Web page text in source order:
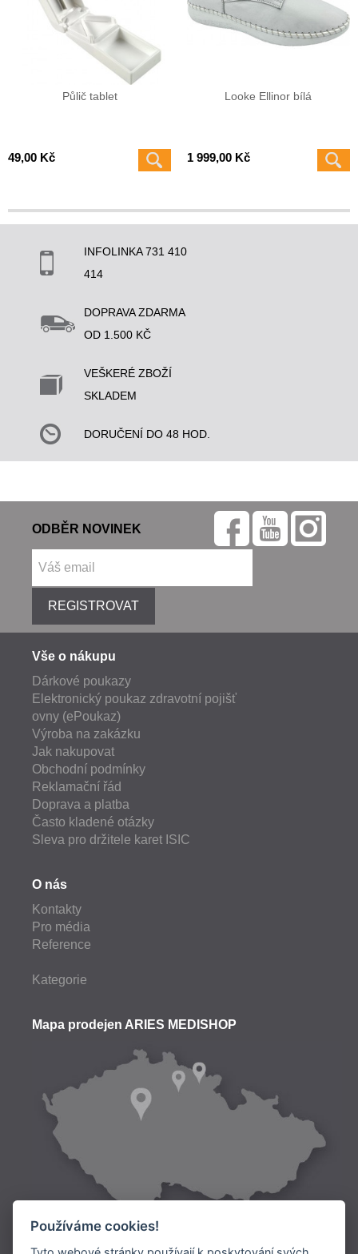
Půlič tablet
49,00 Kč
Looke Ellinor bílá
1 999,00 Kč
INFOLINKA 731 410
414
DOPRAVA ZDARMA
OD 1.500 KČ
VEŠKERÉ ZBOŽÍ
SKLADEM
DORUČENÍ DO 48 HOD.
ODBĚR NOVINEK
REGISTROVAT
Vše o nákupu
Dárkové poukazy
Elektronický poukaz zdravotní pojišť
ovny (ePoukaz)
Výroba na zakázku
Jak nakupovat
Obchodní podmínky
Reklamační řád
Doprava a platba
Často kladené otázky
Sleva pro držitele karet ISIC
O nás
Kontakty
Pro média
Reference
Kategorie
Mapa prodejen ARIES MEDISHOP
Používáme cookies!